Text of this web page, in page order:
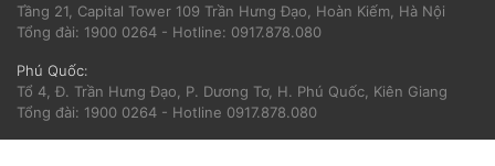
Tầng 21, Capital Tower 109 Trần Hưng Đạo, Hoàn Kiếm, Hà Nội
Tổng đài: 1900 0264 - Hotline: 0917.878.080
Phú Quốc:
Tổ 4, Đ. Trần Hưng Đạo, P. Dương Tơ, H. Phú Quốc, Kiên Giang
Tổng đài: 1900 0264 - Hotline 0917.878.080